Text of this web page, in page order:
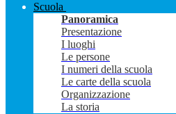
Scuola
Panoramica
Presentazione
I luoghi
Le persone
I numeri della scuola
Le carte della scuola
Organizzazione
La storia